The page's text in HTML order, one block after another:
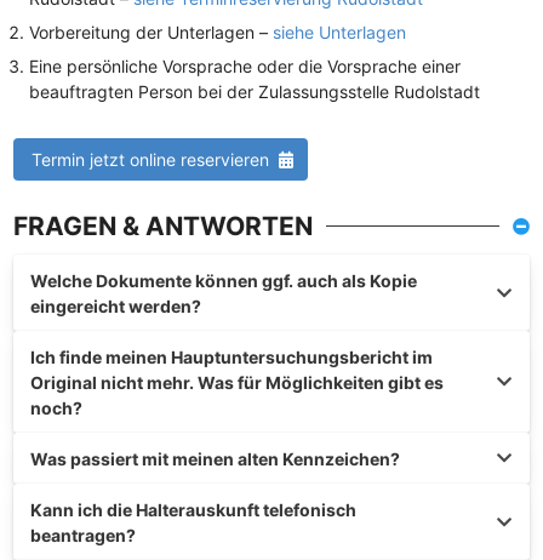
Vorbereitung der Unterlagen – siehe Unterlagen
Eine persönliche Vorsprache oder die Vorsprache einer
beauftragten Person bei der Zulassungsstelle Rudolstadt
Termin jetzt online reservieren
FRAGEN & ANTWORTEN
Welche Dokumente können ggf. auch als Kopie
eingereicht werden?
Ich finde meinen Hauptuntersuchungsbericht im
Original nicht mehr. Was für Möglichkeiten gibt es
noch?
Was passiert mit meinen alten Kennzeichen?
Kann ich die Halterauskunft telefonisch
beantragen?